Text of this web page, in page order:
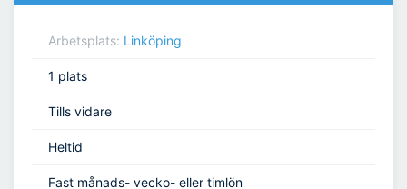
Arbetsplats: Linköping
1 plats
Tills vidare
Heltid
Fast månads- vecko- eller timlön